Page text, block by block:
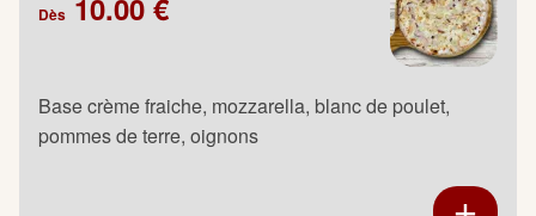
Dès
Base crème fraiche, mozzarella, blanc de poulet,
pommes de terre, oignons